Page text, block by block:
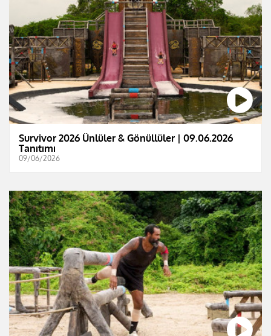
Survivor 2026 Ünlüler & Gönüllüler | 09.06.2026
Tanıtımı
09/06/2026